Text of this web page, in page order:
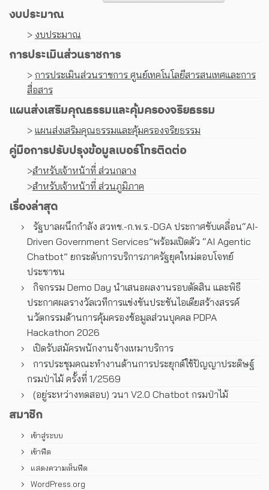
งบประมาณ
> งบประมาณ
การประเมินส่วนราชการ
> การประเมินส่วนราชการ ศูนย์เทคโนโลยีสารสนเทศและการ
สื่อสาร
แผนส่งเสริมคุณธรรมและคุ้มครองจริยธรรม
> แผนส่งเสริมคุณธรรมและคุ้มครองจริยธรรม
คู่มือการปรับปรุงข้อมูลเบอร์โทรติดต่อ
>สำหรับเจ้าหน้าที่ ส่วนกลาง
>สำหรับเจ้าหน้าที่ ส่วนภูมิภาค
เรื่องล่าสุด
รัฐบาลผนึกกำลัง สวทช.-ก.พ.ร.-DGA ประกาศขับเคลื่อน“AI-
Driven Government Services”พร้อมเปิดตัว “AI Agentic
Chatbot” ยกระดับการบริการภาครัฐยุคใหม่ตอบโจทย์
ประชาชน
กิจกรรม Demo Day นำเสนอผลงานรอบตัดสิน และพิธี
ประกาศผลรางวัลเวทีการแข่งขันประชันไอเดียสร้างสรรค์
นวัตกรรมด้านการคุ้มครองข้อมูลส่วนบุคคล PDPA
Hackathon 2026
เปิดรับสมัครพนักงานจ้างเหมาบริการ
การประชุมคณะทํางานด้านการประยุกต์ใช้ปัญญาประดิษฐ์
กรมป่าไม้ ครั้งที่ 1/2569
(อยู่ระหว่างทดสอบ) วนา V2.0 Chatbot กรมป่าไม้
สมาชิก
เข้าสู่ระบบ
เข้าฟีด
แสดงความเห็นฟีด
WordPress.org